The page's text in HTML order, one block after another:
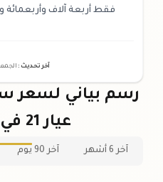
فقط أربعة آلاف وأربعمائة
آخر تحديث : الجمعة
عيار 21 في الإمارات
آخر 6 أشهر آخر 90 يوم